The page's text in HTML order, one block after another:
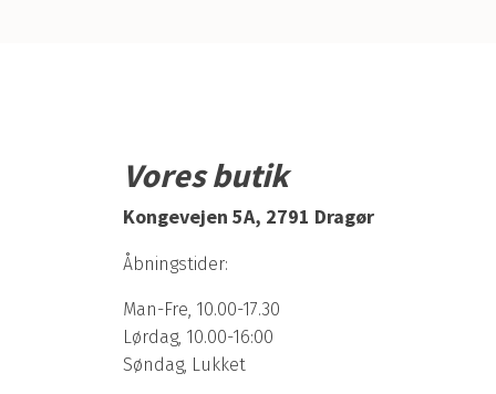
Vores butik
Kongevejen 5A, 2791 Dragør
Åbningstider:
Man-Fre, 10.00-17.30
Lørdag, 10.00-16:00
Søndag, Lukket